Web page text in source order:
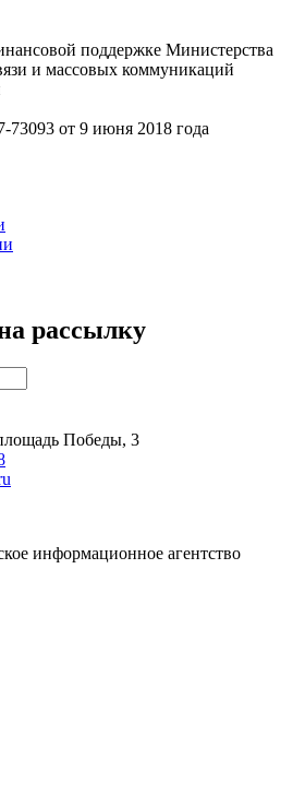
поддержке Министерства
и массовых коммуникаций
от 9 июня 2018 года
рассылку
Победы, 3
информационное агентство